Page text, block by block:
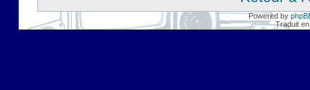
Powered by
Traduit